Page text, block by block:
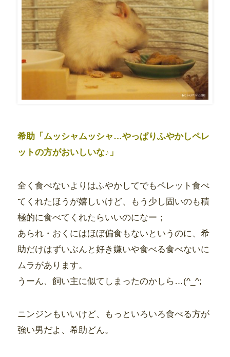
希助「ムッシャムッシャ…やっぱりふやかしペレ
ットの方がおいしいな♪」
全く食べないよりはふやかしてでもペレット食べ
てくれたほうが嬉しいけど、もう少し固いのも積
極的に食べてくれたらいいのになー；
あられ・おくにはほぼ偏食もないというのに、希
助だけはずいぶんと好き嫌いや食べる食べないに
ムラがあります。
うーん、飼い主に似てしまったのかしら…(^_^;
ニンジンもいいけど、もっといろいろ食べる方が
強い男だよ、希助どん。